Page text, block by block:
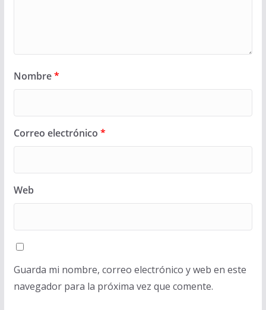
Nombre*
Correo electrónico *
Web
Guarda mi nombre, correo electrónico y web en este
navegador para la próxima vez que comente.